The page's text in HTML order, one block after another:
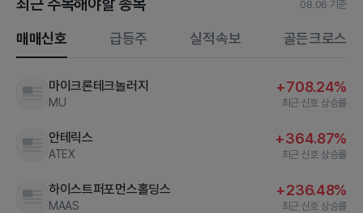
최근 주목해야할 종목
매매신호
08.06 기준
급등주 실적속보 골든크로스
마이크론테크놀러지
MU
+708.24%
최근 신호 상승률
안테릭스
ATEX
+364.87%
최근 신호 상승률
하이스트퍼포먼스홀딩스
MAAS
+236.48%
최근 신호 상승률